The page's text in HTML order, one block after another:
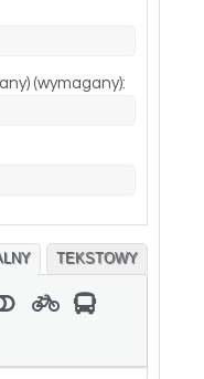
(wymagany):
TEKSTOWY